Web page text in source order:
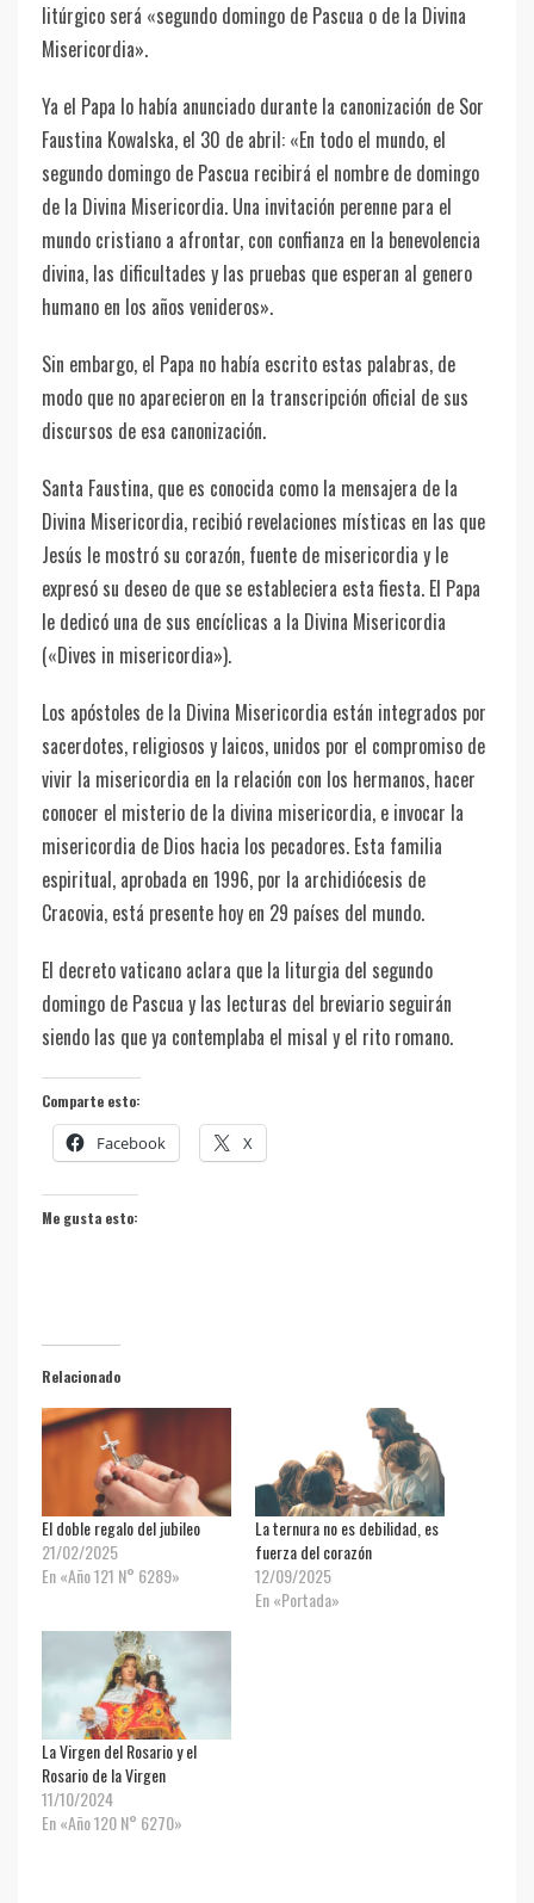
litúrgico será «segundo domingo de Pascua o de la Divina
Misericordia».
Ya el Papa lo había anunciado durante la canonización de Sor
Faustina Kowalska, el 30 de abril: «En todo el mundo, el
segundo domingo de Pascua recibirá el nombre de domingo
de la Divina Misericordia. Una invitación perenne para el
mundo cristiano a afrontar, con confianza en la benevolencia
divina, las dificultades y las pruebas que esperan al genero
humano en los años venideros».
Sin embargo, el Papa no había escrito estas palabras, de
modo que no aparecieron en la transcripción oficial de sus
discursos de esa canonización.
Santa Faustina, que es conocida como la mensajera de la
Divina Misericordia, recibió revelaciones místicas en las que
Jesús le mostró su corazón, fuente de misericordia y le
expresó su deseo de que se estableciera esta fiesta. El Papa
le dedicó una de sus encíclicas a la Divina Misericordia
(«Dives in misericordia»).
Los apóstoles de la Divina Misericordia están integrados por
sacerdotes, religiosos y laicos, unidos por el compromiso de
vivir la misericordia en la relación con los hermanos, hacer
conocer el misterio de la divina misericordia, e invocar la
misericordia de Dios hacia los pecadores. Esta familia
espiritual, aprobada en 1996, por la archidiócesis de
Cracovia, está presente hoy en 29 países del mundo.
El decreto vaticano aclara que la liturgia del segundo
domingo de Pascua y las lecturas del breviario seguirán
siendo las que ya contemplaba el misal y el rito romano.
Comparte esto:
Facebook X
Me gusta esto:
Relacionado
El doble regalo del jubileo
21/02/2025
En «Año 121 N° 6289»
La ternura no es debilidad, es
fuerza del corazón
12/09/2025
En «Portada»
La Virgen del Rosario y el
Rosario de la Virgen
11/10/2024
En «Año 120 N° 6270»